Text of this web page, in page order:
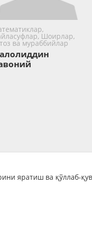
Шоирлар,
ва мураббийлар
яратиш ва қўллаб-